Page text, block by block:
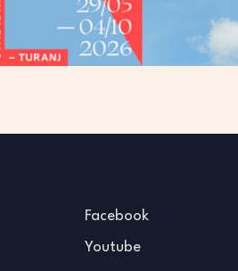
Facebook
Youtube